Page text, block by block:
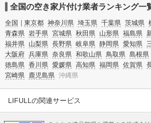
全国の空き家片付け業者ランキング一
全国 東京都 神奈川県 埼玉県 千葉県 茨城県
青森県 岩手県 宮城県 秋田県 山形県 福島県
福井県 山梨県 長野県 岐阜県 静岡県 愛知県
大阪府 兵庫県 奈良県 和歌山県 鳥取県 島根県
徳島県 香川県 愛媛県 高知県 福岡県 佐賀県
宮崎県 鹿児島県 沖縄県
LIFULLの関連サービス